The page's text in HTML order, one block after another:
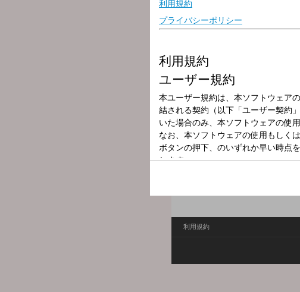
放送局
放送時間
2026年7月10日（金）
番組名
ふぉゆ藤会議室。
今年で結成15周年を迎えた
ー・ラジオ会議の第3弾。 一緒に考
利用規約